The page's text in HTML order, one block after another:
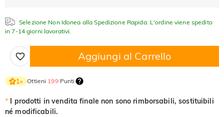
Selezione Non Idonea alla Spedizione Rapida. L'ordine viene spedito
in 7-14 giorni lavorativi.
Aggiungi al Carrello
1× Ottieni 199Punti
* I prodotti in vendita finale non sono rimborsabili, sostituibili
né modificabili.